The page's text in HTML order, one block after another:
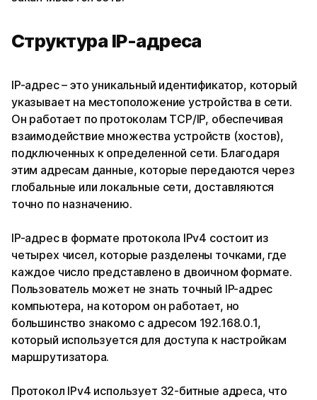
Структура IP-адреса
IP-адрес – это уникальный идентификатор, который
указывает на местоположение устройства в сети.
Он работает по протоколам TCP/IP, обеспечивая
взаимодействие множества устройств (хостов),
подключенных к определенной сети. Благодаря
этим адресам данные, которые передаются через
глобальные или локальные сети, доставляются
точно по назначению.
IP-адрес в формате протокола IPv4 состоит из
четырех чисел, которые разделены точками, где
каждое число представлено в двоичном формате.
Пользователь может не знать точный IP-адрес
компьютера, на котором он работает, но
большинство знакомо с адресом 192.168.0.1,
который используется для доступа к настройкам
маршрутизатора.
Протокол IPv4 использует 32-битные адреса, что